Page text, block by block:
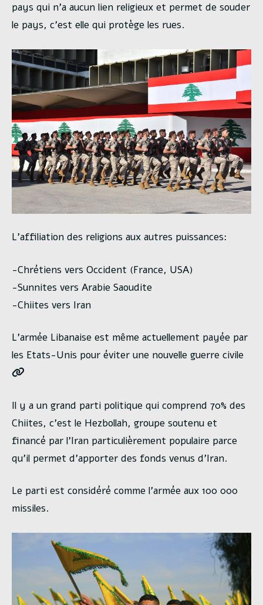
pays qui n’a aucun lien religieux et permet de souder
le pays, c’est elle qui protège les rues.
L’affiliation des religions aux autres puissances:
-Chrétiens vers Occident (France, USA)
-Sunnites vers Arabie Saoudite
-Chiites vers Iran
L’armée Libanaise est même actuellement payée par
les Etats-Unis pour éviter une nouvelle guerre civile
Il y a un grand parti politique qui comprend 70% des
Chiites, c’est le Hezbollah, groupe soutenu et
financé par l’Iran particulièrement populaire parce
qu’il permet d’apporter des fonds venus d’Iran.
Le parti est considéré comme l’armée aux 100 000
missiles.